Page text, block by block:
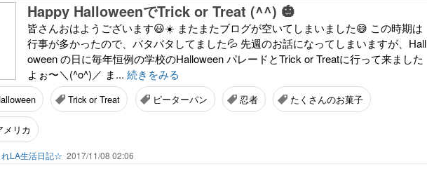
Happy HalloweenでTrick or Treat (^^) 🎃
皆さんおはようございます😃☀️ またまたブログが空いてしまいました😅 この時期は
行事が多かったので、バタバタしてました💦 先週のお話になってしまいますが、Hall
oween の日に毎年恒例の学校のHalloween パレードとTrick or Treatに行って来ました
よぉ〜＼(^o^)／ ま... 続きをみる
Trick or Treat ピーターパン 忍者 たくさんのお菓子
メリカ
LA生活日記☆ 2017/11/08 02:06